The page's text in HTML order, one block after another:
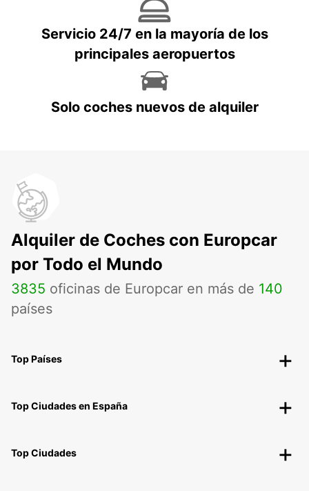
Servicio 24/7 en la mayoría de los
principales aeropuertos
Solo coches nuevos de alquiler
Alquiler de Coches con Europcar
por Todo el Mundo
3835 oficinas de Europcar en más de 140
países
Top Países
Top Ciudades en España
Top Ciudades